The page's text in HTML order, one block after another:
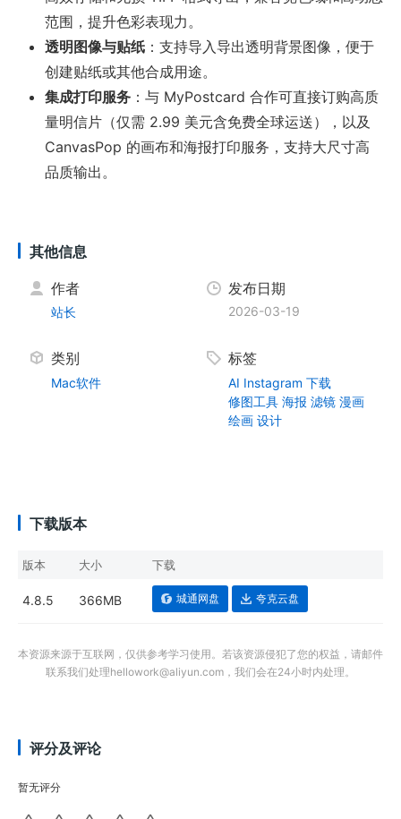
范围，提升色彩表现力。
透明图像与贴纸 ：支持导入导出透明背景图像，便于
创建贴纸或其他合成用途。
集成打印服务 ：与 MyPostcard 合作可直接订购高质
量明信片（仅需 2.99 美元含免费全球运送），以及
CanvasPop 的画布和海报打印服务，支持大尺寸高
品质输出。
其他信息
作者
站长
发布日期
2026-03-19
类别
Mac软件
标签
AI Instagram 下载
修图工具 海报 滤镜 漫画
绘画 设计
下载版本
版本 大小 下载
4.8.5 366MB 城通网盘 夸克云盘
本资源来源于互联网，仅供参考学习使用。若该资源侵犯了您的权益，请邮件
联系我们处理hellowork@aliyun.com，我们会在24小时内处理。
评分及评论
暂无评分